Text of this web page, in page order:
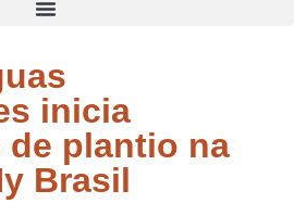
inicia
de plantio na
Brasil